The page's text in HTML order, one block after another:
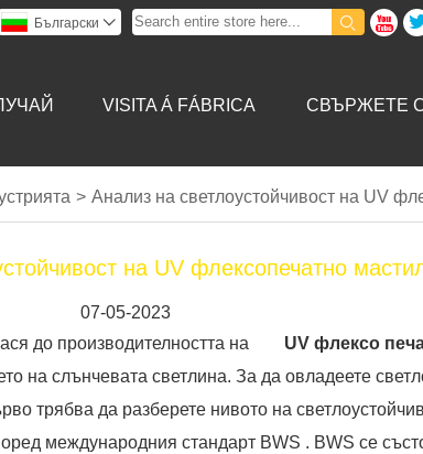


Български 
VISITA Á FÁBRICA СВЪРЖЕТЕ
> Анализ на светлоустойчивост на UV
на UV флексопечатно
07-05-2023
до производителността на
UV флексо
на слънчевата светлина. За да овладеете
трябва да разберете нивото на
международния стандарт BWS . BWS се